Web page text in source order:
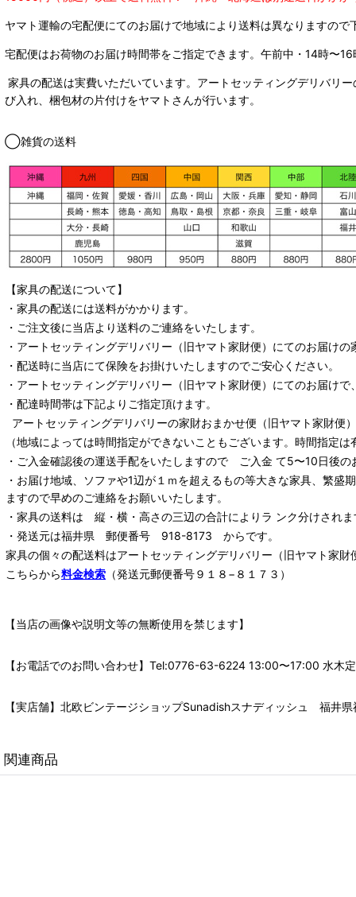
ヤマト運輸の宅配便にてのお届けで地域により送料は異なりますので
宅配便はお荷物のお届け時間帯をご指定できます。 午前中・14時〜
家具の配送は実費いただいています。アートセッティングデリバリ
び入れ、梱包材の片付けをヤマトさんが行います。
◯雑貨の送料
【家具の配送について】
・家具の配送には送料がかかります。
・ご注文後に当店より送料のご連絡をいたします。
・ アートセッティングデリバリー （旧ヤマト家財便） にてのお届けの
・配送時に当店にて保険をお掛けいたしますのでご安心ください。
・ アートセッティングデリバリー （旧ヤマト家財便） にてのお届けで
・配達時間帯は下記よりご指定頂けます。
アートセッティングデリバリーの家財おまかせ便 （旧ヤマト家財便
（地域によっては時間指定ができないこともございます。時間指定
・ご入金確認後の運送手配をいたしますので ご入金 て5〜10日後の
・お届け地域、ソファや1辺が１ｍを超えるもの等大きな家具、繁
ますので早めのご連絡をお願いいたします。
・家具の送料は 縦・横・高さの三辺の合計によりラ ンク分けされま
・発送元は福井県 郵便番号 918-8173 からです。
家具の個々の配送料はアートセッティングデリバリー （旧ヤマト家財
こちらから料金検索 （発送元郵便番号９１８−８１７３）
【当店の画像や説明文等の無断使用を禁じます】
【お電話でのお問い合わせ】Tel:0776-63-6224 13:00〜17:00 水木
【実店舗】北欧ビンテージショップSunadishスナディッシュ 福井
関連商品